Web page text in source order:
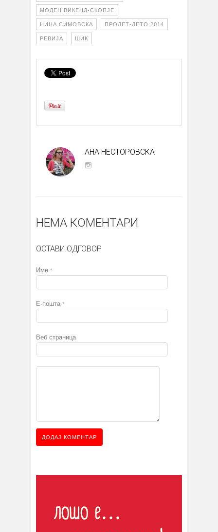
МОДЕН ВИКЕНД-СКОПЈЕ
НИНА СИМОВСКА ПРОЛЕТ-ЛЕТО 2014
РЕВИЈА ШИК
АНА НЕСТОРОВСКА
НЕМА КОМЕНТАРИ
ОСТАВИ ОДГОВОР
Име *
Е-пошта *
Веб страница